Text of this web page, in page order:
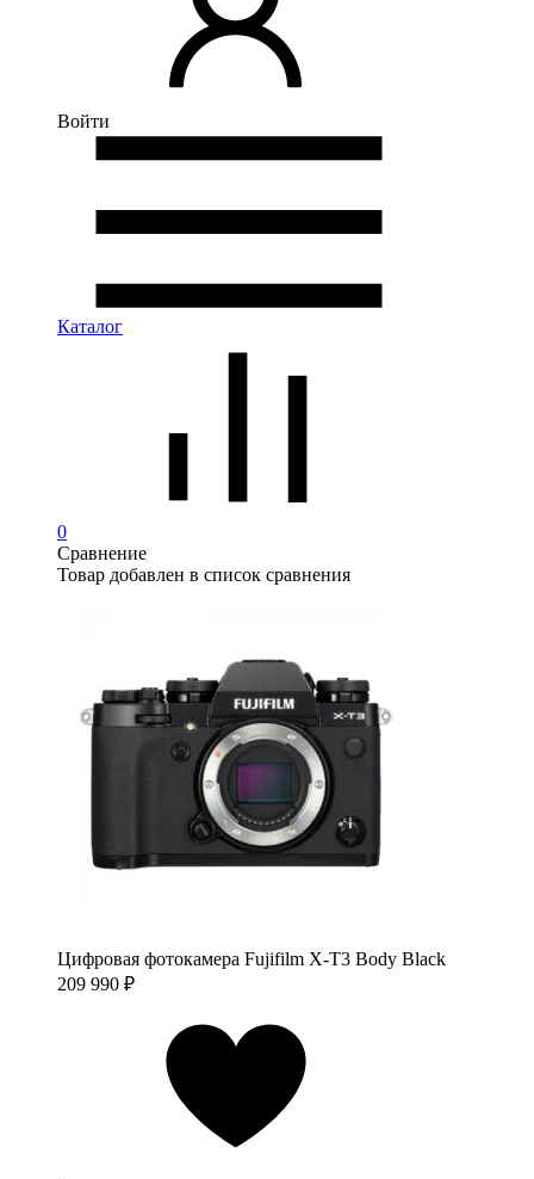
Войти
Каталог
0
Сравнение
Товар добавлен в список сравнения
Цифровая фотокамера Fujifilm X-T3 Body Black
209 990 ₽